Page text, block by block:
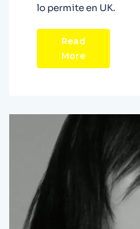
lo permite en UK.
Read
More